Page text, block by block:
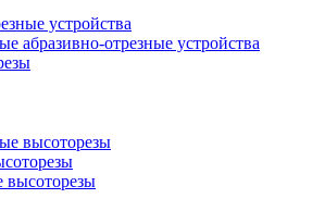
устройства
абразивно-отрезные устройства
высоторезы
высоторезы